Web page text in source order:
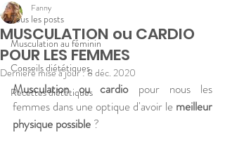
Tous les posts
Musculation au féminin
Conseils diététiques
Recettes diététiques
MUSCULATION ou CARDIO
POUR LES FEMMES
Fanny
Dernière mise à jour :8 déc. 2020
Musculation ou cardio pour nous les
femmes dans une optique d'avoir le meilleur
physique possible ?